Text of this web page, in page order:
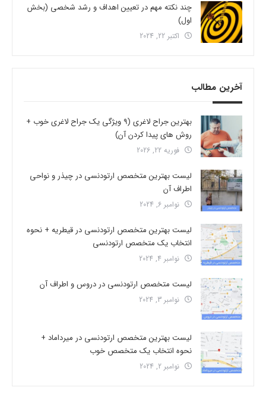
چند نکته مهم در تعیین اهداف و رشد شخصی (بخش
اول)
اکتبر 22, 2024
آخرین مطالب
بهترین جراح لاغری (9 ویژگی یک جراح لاغری خوب +
روش های پیدا کردن آن)
فوریه 22, 2026
لیست بهترین متخصص ارتودنسی در چیذر و نواحی
اطراف آن
نوامبر 6, 2024
لیست بهترین متخصص ارتودنسی در قیطریه + نحوه
انتخاب یک متخصص ارتودنسی
نوامبر 4, 2024
لیست متخصص ارتودنسی در دروس و اطراف آن
نوامبر 3, 2024
لیست بهترین متخصص ارتودنسی در میرداماد +
نحوه انتخاب یک متخصص خوب
نوامبر 2, 2024